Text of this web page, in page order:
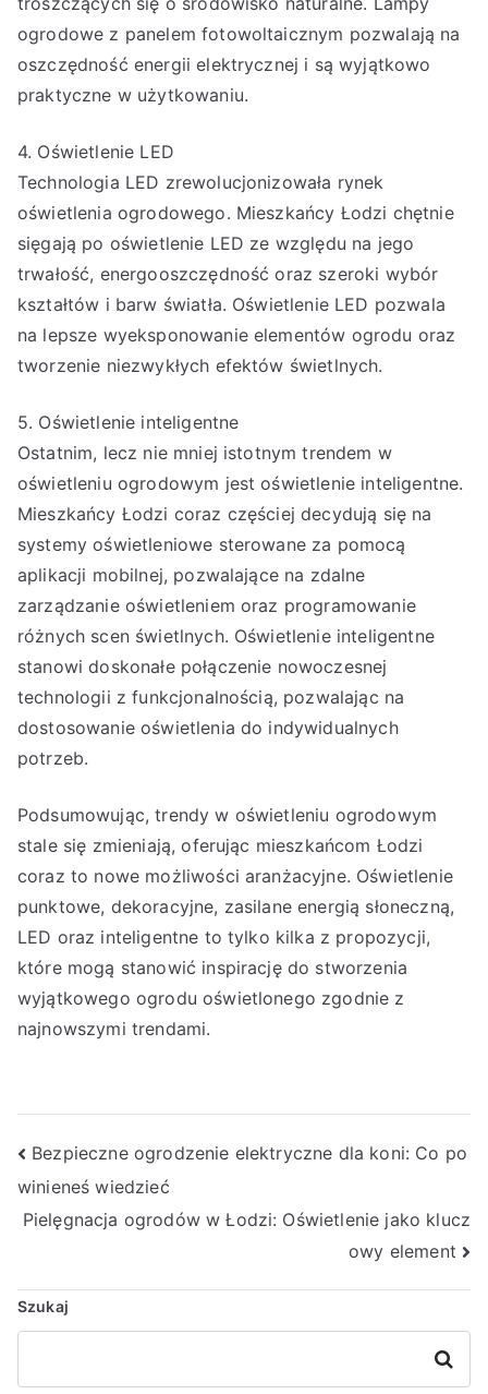
ogrodowe z panelem fotowoltaicznym pozwalają na
oszczędność energii elektrycznej i są wyjątkowo
praktyczne w użytkowaniu.
4. Oświetlenie LED
Technologia LED zrewolucjonizowała rynek
oświetlenia ogrodowego. Mieszkańcy Łodzi chętnie
sięgają po oświetlenie LED ze względu na jego
trwałość, energooszczędność oraz szeroki wybór
kształtów i barw światła. Oświetlenie LED pozwala
na lepsze wyeksponowanie elementów ogrodu oraz
tworzenie niezwykłych efektów świetlnych.
5. Oświetlenie inteligentne
Ostatnim, lecz nie mniej istotnym trendem w
oświetleniu ogrodowym jest oświetlenie inteligentne.
Mieszkańcy Łodzi coraz częściej decydują się na
systemy oświetleniowe sterowane za pomocą
aplikacji mobilnej, pozwalające na zdalne
zarządzanie oświetleniem oraz programowanie
różnych scen świetlnych. Oświetlenie inteligentne
stanowi doskonałe połączenie nowoczesnej
technologii z funkcjonalnością, pozwalając na
dostosowanie oświetlenia do indywidualnych
potrzeb.
Podsumowując, trendy w oświetleniu ogrodowym
stale się zmieniają, oferując mieszkańcom Łodzi
coraz to nowe możliwości aranżacyjne. Oświetlenie
punktowe, dekoracyjne, zasilane energią słoneczną,
LED oraz inteligentne to tylko kilka z propozycji,
które mogą stanowić inspirację do stworzenia
wyjątkowego ogrodu oświetlonego zgodnie z
najnowszymi trendami.
Nawigacja
wpisu
Bezpieczne ogrodzenie elektryczne dla koni: Co po
winieneś wiedzieć
Pielęgnacja ogrodów w Łodzi: Oświetlenie jako klucz
owy element
Szukaj
Szukaj